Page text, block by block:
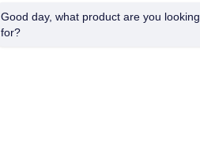
Good day, what product are you looking
for?